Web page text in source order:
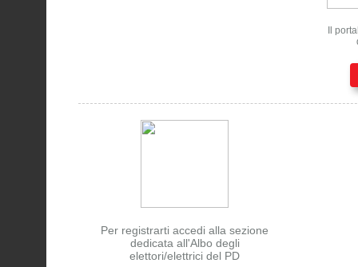
Il
Per registrarti accedi alla sezione
dedicata all'Albo degli
elettori/elettrici del PD